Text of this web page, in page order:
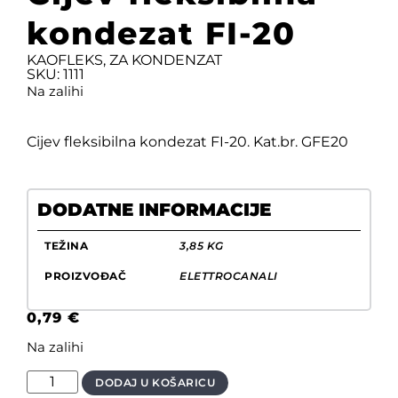
kondezat FI-20
KAOFLEKS, ZA KONDENZAT
SKU: 1111
Na zalihi
Cijev fleksibilna kondezat FI-20. Kat.br. GFE20
DODATNE INFORMACIJE
TEŽINA 3,85 KG
PROIZVOĐAČ ELETTROCANALI
0,79 €
Na zalihi
DODAJ U KOŠARICU